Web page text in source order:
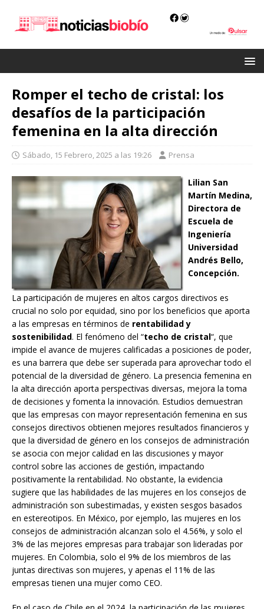
Romper el techo de cristal: los
desafíos de la participación
femenina en la alta dirección
Sábado, 15 Febrero, 2025 a las 19:26 Prensa
Lilian San
Martín Medina,
Directora de
Escuela de
Ingeniería
Universidad
Andrés Bello,
Concepción.
La participación de mujeres en altos cargos directivos es
crucial no solo por equidad, sino por los beneficios que aporta
a las empresas en términos de rentabilidad y
sostenibilidad. El fenómeno del “techo de cristal“, que
impide el avance de mujeres calificadas a posiciones de poder,
es una barrera que debe ser superada para aprovechar todo el
potencial de la diversidad de género. La presencia femenina en
la alta dirección aporta perspectivas diversas, mejora la toma
de decisiones y fomenta la innovación. Estudios demuestran
que las empresas con mayor representación femenina en sus
consejos directivos obtienen mejores resultados financieros y
que la diversidad de género en los consejos de administración
se asocia con mejor calidad en las discusiones y mayor
control sobre las acciones de gestión, impactando
positivamente la rentabilidad. No obstante, la evidencia
sugiere que las habilidades de las mujeres en los consejos de
administración son subestimadas, y existen sesgos basados
en estereotipos. En México, por ejemplo, las mujeres en los
consejos de administración alcanzan solo el 4.56%, y solo el
3% de las mejores empresas para trabajar son lideradas por
mujeres. En Colombia, solo el 9% de los miembros de las
juntas directivas son mujeres, y apenas el 11% de las
empresas tienen una mujer como CEO.